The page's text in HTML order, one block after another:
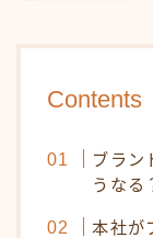
Contents
ブラン
うなる
本社が